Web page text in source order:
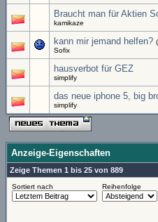
Braucht man für Aktien
kamikaze
kann mir jemand helfen? (
Sofix
hausverbot für GEZ
simplify
das neue iphone 5, big
simplify
Anzeige-Eigenschaften
Zeige Themen 1 bis 25 von 889
Sortiert nach Reihenfolge